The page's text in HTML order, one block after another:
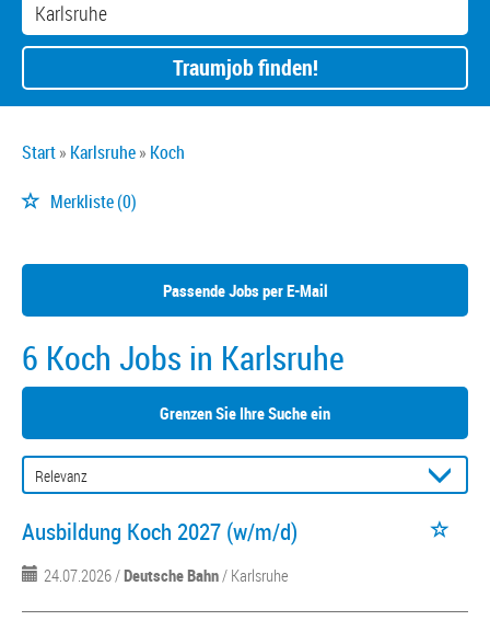
Traumjob finden!
Start Karlsruhe Koch
Merkliste(0)
Passende Jobs per E-Mail
6 Koch Jobs in Karlsruhe
Grenzen Sie Ihre Suche ein
Ausbildung Koch 2027 (w/m/d)
24.07.2026 /Deutsche Bahn/ Karlsruhe